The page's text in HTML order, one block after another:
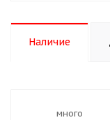
Наличие
Много